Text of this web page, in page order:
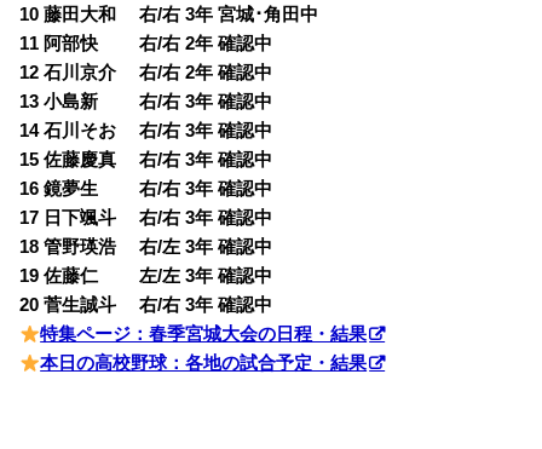
10 藤田大和 右/右 3年 宮城･角田中
11 阿部快 右/右 2年 確認中
12 石川京介 右/右 2年 確認中
13 小島新 右/右 3年 確認中
14 石川そお 右/右 3年 確認中
15 佐藤慶真 右/右 3年 確認中
16 鏡夢生 右/右 3年 確認中
17 日下颯斗 右/右 3年 確認中
18 管野瑛浩 右/左 3年 確認中
19 佐藤仁 左/左 3年 確認中
20 菅生誠斗 右/右 3年 確認中
特集ページ：春季宮城大会の日程・結果
本日の高校野球：各地の試合予定・結果